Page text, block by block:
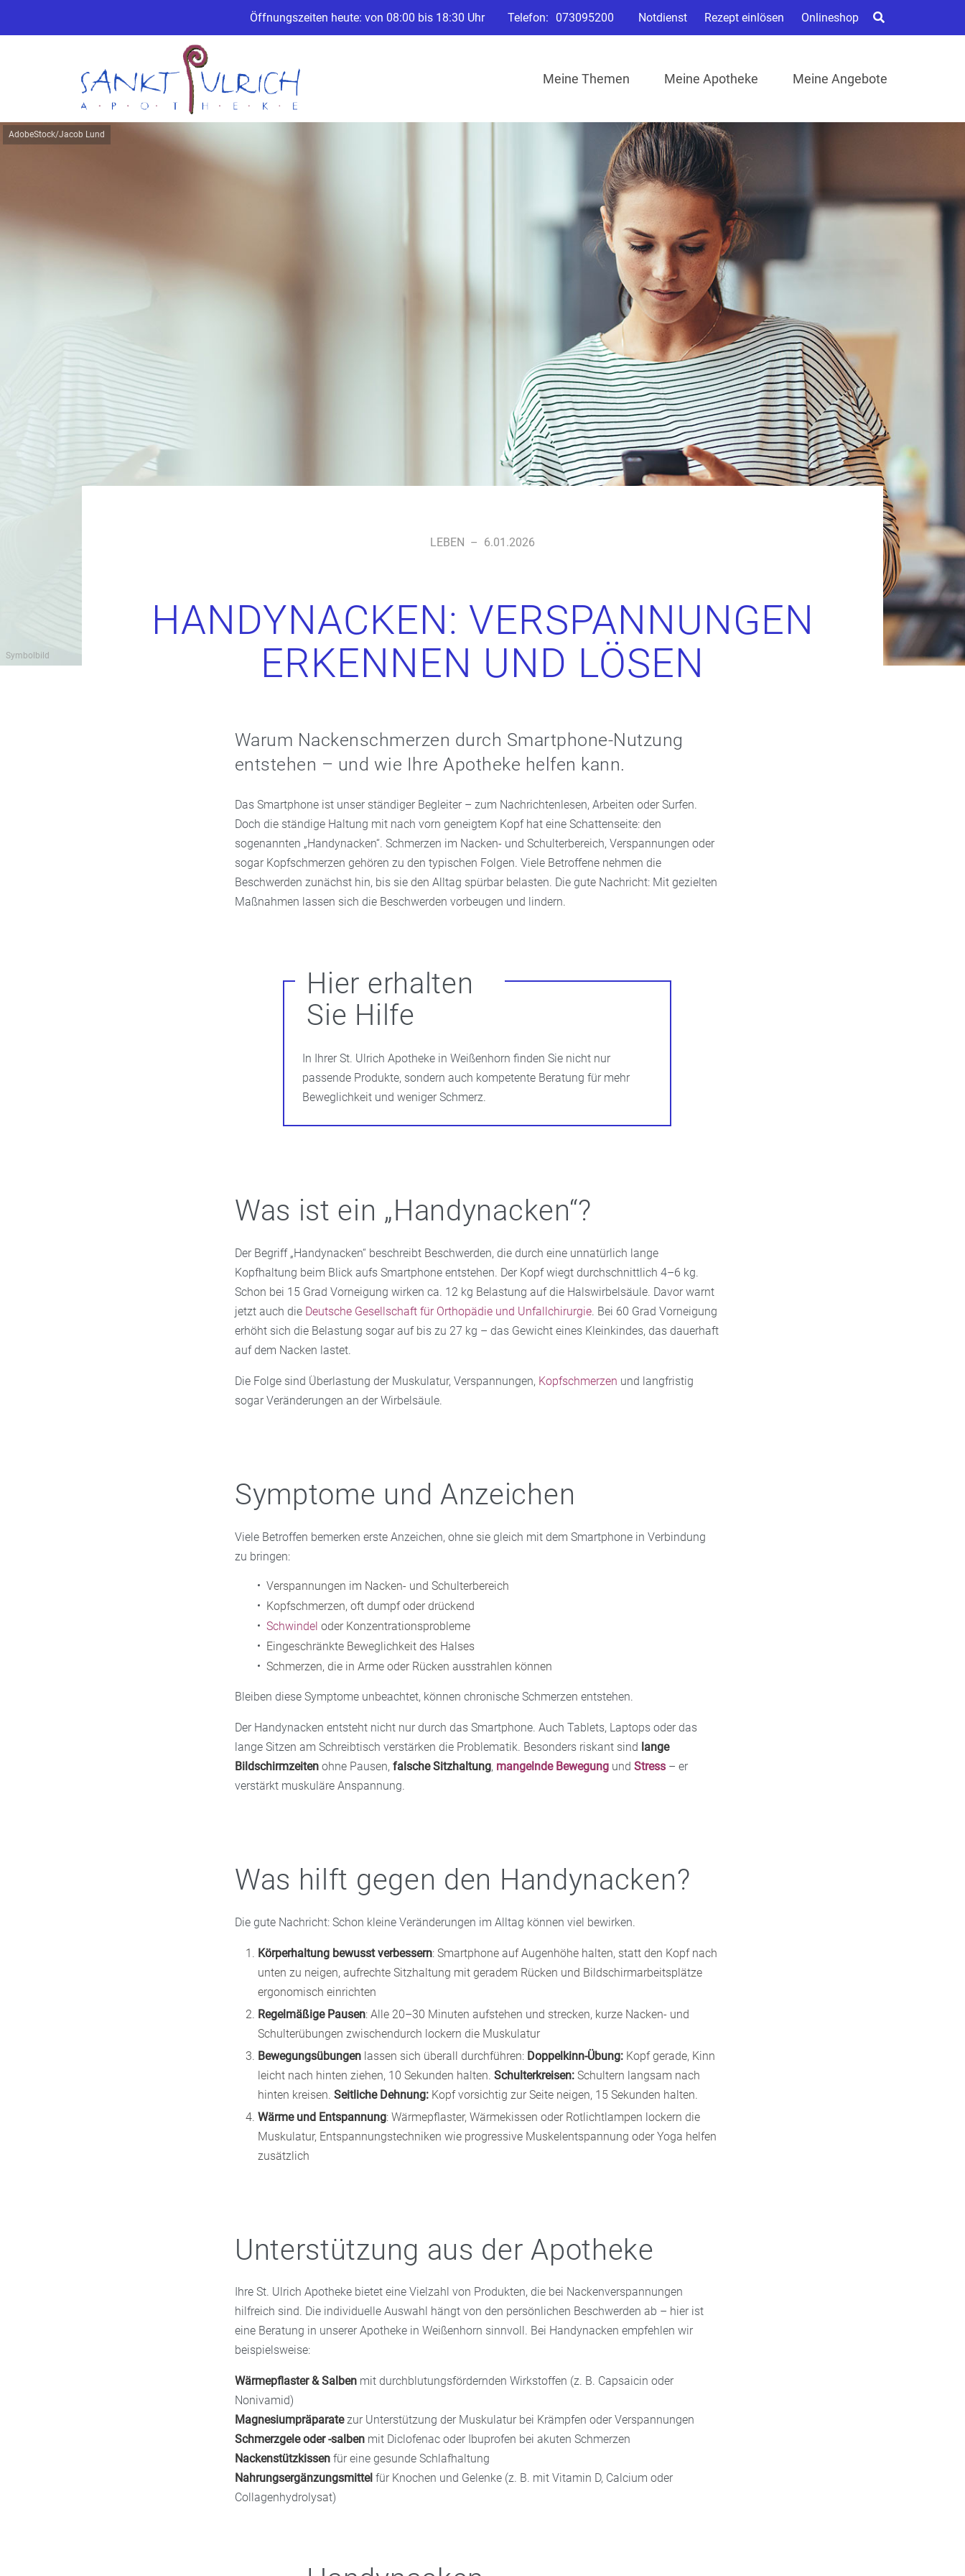
Öffnungszeiten heute: von 08:00 bis 18:30 Uhr Telefon: 073095200 Notdienst Rezept einlösen Onlineshop
Meine Themen Meine Apotheke Meine Angebote
AdobeStock/Jacob Lund
Symbolbild
LEBEN – 6.01.2026
HANDYNACKEN: VERSPANNUNGEN
ERKENNEN UND LÖSEN
Warum Nackenschmerzen durch Smartphone-Nutzung
entstehen – und wie Ihre Apotheke helfen kann.
Das Smartphone ist unser ständiger Begleiter – zum Nachrichtenlesen, Arbeiten oder Surfen.
Doch die ständige Haltung mit nach vorn geneigtem Kopf hat eine Schattenseite: den
sogenannten „Handynacken“. Schmerzen im Nacken- und Schulterbereich, Verspannungen oder
sogar Kopfschmerzen gehören zu den typischen Folgen. Viele Betroffene nehmen die
Beschwerden zunächst hin, bis sie den Alltag spürbar belasten. Die gute Nachricht: Mit gezielten
Maßnahmen lassen sich die Beschwerden vorbeugen und lindern.
Hier erhalten
Sie Hilfe
In Ihrer St. Ulrich Apotheke in Weißenhorn finden Sie nicht nur
passende Produkte, sondern auch kompetente Beratung für mehr
Beweglichkeit und weniger Schmerz.
Was ist ein „Handynacken“?
Der Begriff „Handynacken“ beschreibt Beschwerden, die durch eine unnatürlich lange
Kopfhaltung beim Blick aufs Smartphone entstehen. Der Kopf wiegt durchschnittlich 4–6 kg.
Schon bei 15 Grad Vorneigung wirken ca. 12 kg Belastung auf die Halswirbelsäule. Davor warnt
jetzt auch die Deutsche Gesellschaft für Orthopädie und Unfallchirurgie. Bei 60 Grad Vorneigung
erhöht sich die Belastung sogar auf bis zu 27 kg – das Gewicht eines Kleinkindes, das dauerhaft
auf dem Nacken lastet.
Die Folge sind Überlastung der Muskulatur, Verspannungen, Kopfschmerzen und langfristig
sogar Veränderungen an der Wirbelsäule.
Symptome und Anzeichen
Viele Betroffen bemerken erste Anzeichen, ohne sie gleich mit dem Smartphone in Verbindung
zu bringen:
Verspannungen im Nacken- und Schulterbereich
Kopfschmerzen, oft dumpf oder drückend
Schwindel oder Konzentrationsprobleme
Eingeschränkte Beweglichkeit des Halses
Schmerzen, die in Arme oder Rücken ausstrahlen können
Bleiben diese Symptome unbeachtet, können chronische Schmerzen entstehen.
Der Handynacken entsteht nicht nur durch das Smartphone. Auch Tablets, Laptops oder das
lange Sitzen am Schreibtisch verstärken die Problematik. Besonders riskant sind lange
Bildschirmzeitenohne Pausen, falsche Sitzhaltung, mangelnde Bewegung und Stress– er
verstärkt muskuläre Anspannung.
Was hilft gegen den Handynacken?
Die gute Nachricht: Schon kleine Veränderungen im Alltag können viel bewirken.
Körperhaltung bewusst verbessern: Smartphone auf Augenhöhe halten, statt den Kopf nach
unten zu neigen, aufrechte Sitzhaltung mit geradem Rücken und Bildschirmarbeitsplätze
ergonomisch einrichten
Regelmäßige Pausen: Alle 20–30 Minuten aufstehen und strecken, kurze Nacken- und
Schulterübungen zwischendurch lockern die Muskulatur
Bewegungsübungenlassen sich überall durchführen: Doppelkinn-Übung:Kopf gerade, Kinn
leicht nach hinten ziehen, 10 Sekunden halten. Schulterkreisen:Schultern langsam nach
hinten kreisen. Seitliche Dehnung:Kopf vorsichtig zur Seite neigen, 15 Sekunden halten.
Wärme und Entspannung: Wärmepflaster, Wärmekissen oder Rotlichtlampen lockern die
Muskulatur, Entspannungstechniken wie progressive Muskelentspannung oder Yoga helfen
zusätzlich
Unterstützung aus der Apotheke
Ihre St. Ulrich Apotheke bietet eine Vielzahl von Produkten, die bei Nackenverspannungen
hilfreich sind. Die individuelle Auswahl hängt von den persönlichen Beschwerden ab – hier ist
eine Beratung in unserer Apotheke in Weißenhorn sinnvoll. Bei Handynacken empfehlen wir
beispielsweise:
Wärmepflaster & Salbenmit durchblutungsfördernden Wirkstoffen (z. B. Capsaicin oder
Nonivamid)
Magnesiumpräparatezur Unterstützung der Muskulatur bei Krämpfen oder Verspannungen
Schmerzgele oder -salbenmit Diclofenac oder Ibuprofen bei akuten Schmerzen
Nackenstützkissenfür eine gesunde Schlafhaltung
Nahrungsergänzungsmittel für Knochen und Gelenke (z. B. mit Vitamin D, Calcium oder
Collagenhydrolysat)